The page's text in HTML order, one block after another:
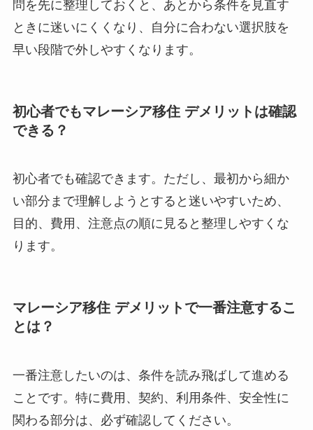
問を先に整理しておくと、あとから条件を見直す
ときに迷いにくくなり、自分に合わない選択肢を
早い段階で外しやすくなります。
初心者でもマレーシア移住 デメリットは確認
できる？
初心者でも確認できます。ただし、最初から細か
い部分まで理解しようとすると迷いやすいため、
目的、費用、注意点の順に見ると整理しやすくな
ります。
マレーシア移住 デメリットで一番注意するこ
とは？
一番注意したいのは、条件を読み飛ばして進める
ことです。特に費用、契約、利用条件、安全性に
関わる部分は、必ず確認してください。